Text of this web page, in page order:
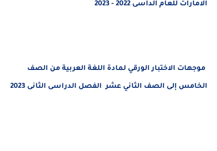
الامارات للعام الداسى 2022 - 2023
موجهات الاختبار الورقي لمادة اللغة العربية من الصف
الخامس إلى الصف الثاني عشر الفصل الدراسى الثانى 2023